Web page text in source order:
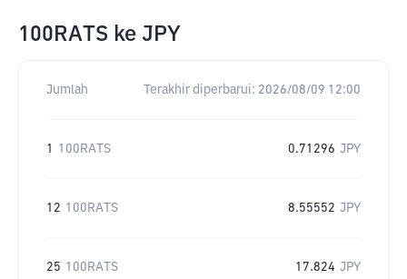
100RATS ke JPY
Jumlah Terakhir diperbarui: 2026/08/09 12:00
1 100RATS 0.71296 JPY
12 100RATS 8.55552 JPY
25 100RATS 17.824 JPY